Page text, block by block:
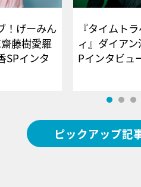
！げーみん
藤樹愛羅
SPインタ
『タイムト
ィ』ダイア
Pインタ
ピックアップ記